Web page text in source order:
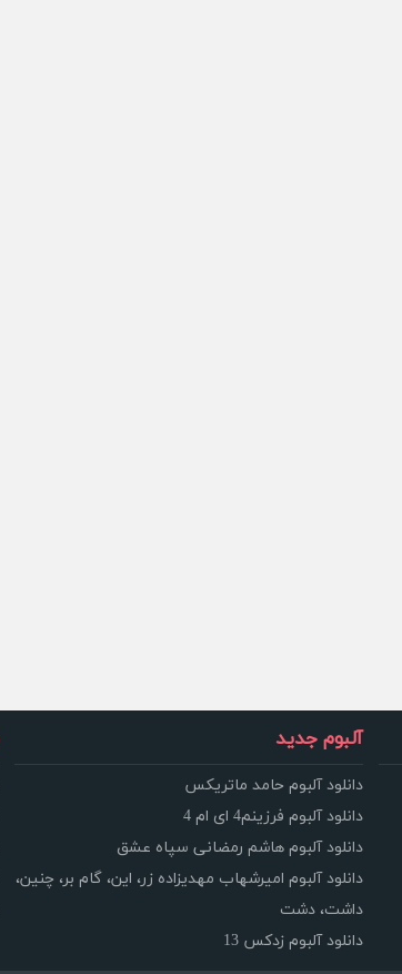
آلبوم جدید
دانلود آلبوم حامد ماتریکس
دانلود آلبوم فرزینم4 ای ام 4
دانلود آلبوم هاشم رمضانی سپاه عشق
دانلود آلبوم امیرشهاب مهدیزاده زر، این، گام بر، چنین،
داشت، دشت
دانلود آلبوم زدکس 13